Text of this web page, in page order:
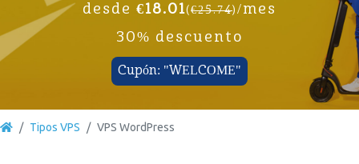
desde €18.01(€25.74) /mes
30% descuento
Cupón: "WELCOME"
Tipos VPS VPS WordPress